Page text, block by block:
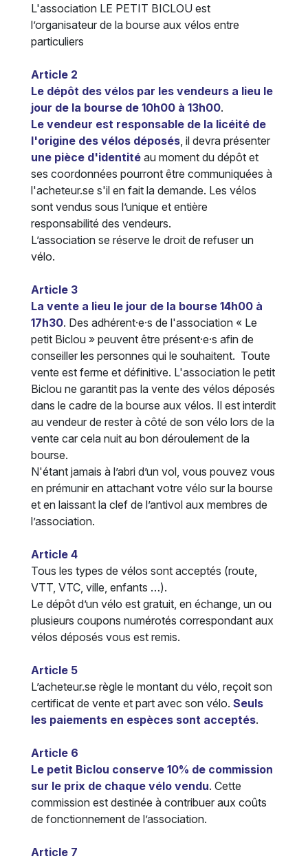
L'association LE PETIT BICLOU est
l’organisateur de la bourse aux vélos entre
particuliers
Article 2
Le dépôt des vélos par les vendeurs a lieu le
jour de la bourse de 10h00 à 13h00.
Le vendeur est responsable de la licéité de
l'origine des vélos déposés, il devra présenter
une pièce d'identitéau moment du dépôt et
ses coordonnées pourront être communiquées à
l'acheteur.se s'il en fait la demande. Les vélos
sont vendus sous l’unique et entière
responsabilité des vendeurs.
L’association se réserve le droit de refuser un
vélo.
Article 3
La vente a lieu le jour de la bourse 14h00 à
17h30. Des adhérent·e·s de l'association « Le
petit Biclou » peuvent être présent·e·s afin de
conseiller les personnes qui le souhaitent. Toute
vente est ferme et définitive. L'association le petit
Biclou ne garantit pas la vente des vélos déposés
dans le cadre de la bourse aux vélos. Il est interdit
au vendeur de rester à côté de son vélo lors de la
vente car cela nuit au bon déroulement de la
bourse.
N'étant jamais à l’abri d’un vol, vous pouvez vous
en prémunir en attachant votre vélo sur la bourse
et en laissant la clef de l’antivol aux membres de
l’association.
Article 4
Tous les types de vélos sont acceptés (route,
VTT, VTC, ville, enfants …).
Le dépôt d’un vélo est gratuit, en échange, un ou
plusieurs coupons numérotés correspondant aux
vélos déposés vous est remis.
Article 5
L’acheteur.se règle le montant du vélo, reçoit son
certificat de vente et part avec son vélo. Seuls
les paiements en espèces sont acceptés.
Article 6
Le petit Biclou conserve 10% de commission
sur le prix de chaque vélo vendu. Cette
commission est destinée à contribuer aux coûts
de fonctionnement de l’association.
Article 7